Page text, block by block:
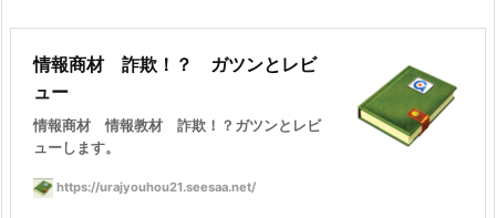
情報商材 詐欺！？ ガツンとレビ
ュー
情報商材 情報教材 詐欺！？ガツンとレビ
ューします。
https://urajyouhou21.seesaa.net/